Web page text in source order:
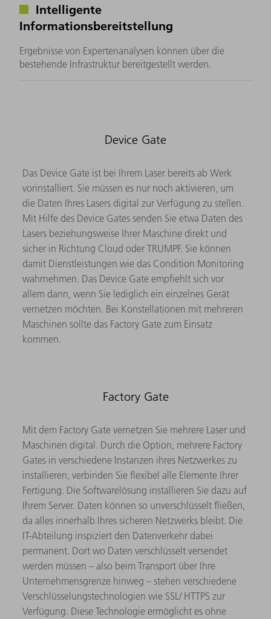
Intelligente
Informationsbereitstellung
Ergebnisse von Expertenanalysen können über die
bestehende Infrastruktur bereitgestellt werden.
Device Gate
Das Device Gate ist bei Ihrem Laser bereits ab Werk
vorinstalliert. Sie müssen es nur noch aktivieren, um
die Daten Ihres Lasers digital zur Verfügung zu stellen.
Mit Hilfe des Device Gates senden Sie etwa Daten des
Lasers beziehungsweise Ihrer Maschine direkt und
sicher in Richtung Cloud oder TRUMPF. Sie können
damit Dienstleistungen wie das Condition Monitoring
wahrnehmen. Das Device Gate empfiehlt sich vor
allem dann, wenn Sie lediglich ein einzelnes Gerät
vernetzen möchten. Bei Konstellationen mit mehreren
Maschinen sollte das Factory Gate zum Einsatz
kommen.
Factory Gate
Mit dem Factory Gate vernetzen Sie mehrere Laser und
Maschinen digital. Durch die Option, mehrere Factory
Gates in verschiedene Instanzen ihres Netzwerkes zu
installieren, verbinden Sie flexibel alle Elemente Ihrer
Fertigung. Die Softwarelösung installieren Sie dazu auf
Ihrem Server. Daten können so unverschlüsselt fließen,
da alles innerhalb Ihres sicheren Netzwerks bleibt. Die
IT-Abteilung inspiziert den Datenverkehr dabei
permanent. Dort wo Daten verschlüsselt versendet
werden müssen – also beim Transport über Ihre
Unternehmensgrenze hinweg – stehen verschiedene
Verschlüsselungstechnologien wie SSL/ HTTPS zur
Verfügung. Diese Technologie ermöglicht es ohne